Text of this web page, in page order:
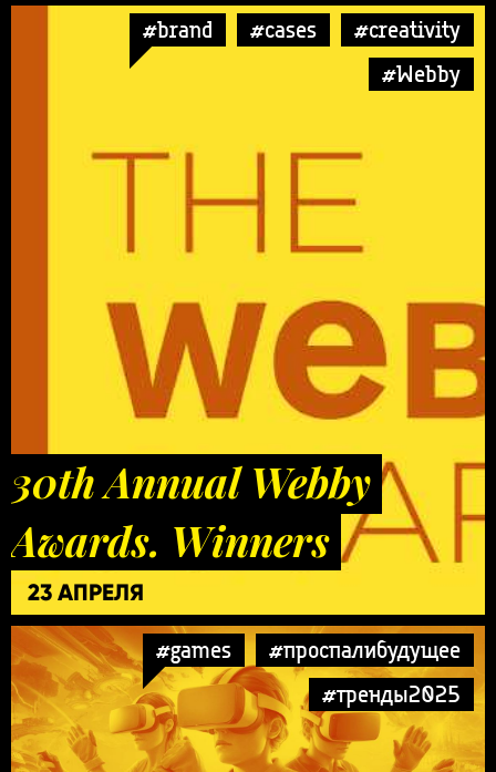
#brand #cases
#creativity
#Webby
30th Annual Webby
Awards. Winners
23 АПРЕЛЯ
#games
#проспалибудущее
#тренды2025